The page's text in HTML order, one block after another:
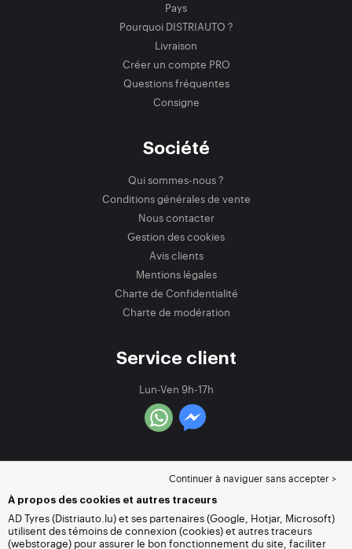
Pays
Pourquoi DISTRIAUTO ?
Livraison
Créer un compte PRO
Questions fréquentes
Consigne
Société
Qui sommes-nous ?
Conditions générales de vente
Nous contacter
Gestion des cookies
Avis clients
Mentions légales
Charte de Confidentialité
Charte de modération
Service client
Lun-Ven 9h-17h
Continuer à naviguer sans accepter >
À propos des cookies et autres traceurs
AD Tyres (Distriauto.lu) et ses partenaires (Google, Hotjar, Microsoft)
utilisent des témoins de connexion (cookies) et autres traceurs
(webstorage) pour assurer le bon fonctionnement du site, faciliter